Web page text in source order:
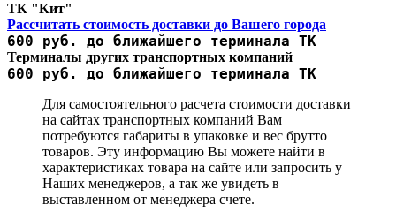
ТК "Кит"
Рассчитать стоимость доставки до Вашего города
600 руб. до ближайшего терминала ТК
Терминалы других транспортных компаний
600 руб. до ближайшего терминала ТК
Для самостоятельного расчета стоимости доставки
на сайтах транспортных компаний Вам
потребуются габариты в упаковке и вес брутто
товаров. Эту информацию Вы можете найти в
характеристиках товара на сайте или запросить у
Наших менеджеров, а так же увидеть в
выставленном от менеджера счете.